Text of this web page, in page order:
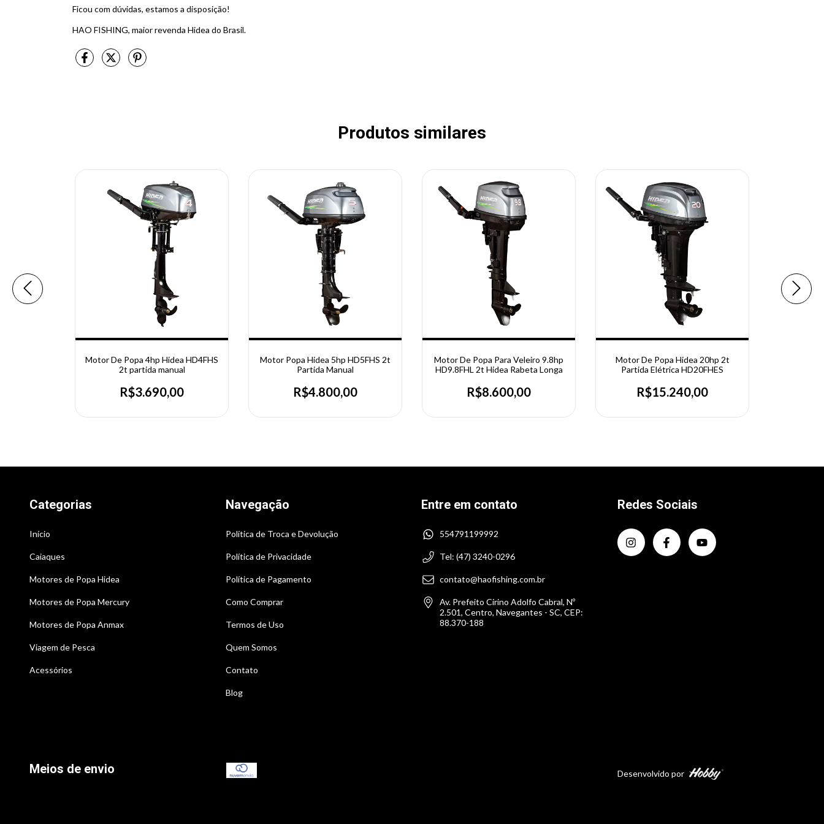
Ficou com dúvidas, estamos a disposição!
HAO FISHING, maior revenda Hidea do Brasil.
Produtos similares
Motor De Popa 4hp Hidea HD4FHS
2t partida manual
R$3.690,00
Motor Popa Hidea 5hp HD5FHS 2t
Partida Manual
R$4.800,00
Motor De Popa Para Veleiro 9.8hp
HD9.8FHL 2t Hidea Rabeta Longa
R$8.600,00
Motor De Popa Hidea 20hp 2t
Partida Elétrica HD20FHES
R$15.240,00
Categorias
Início
Caiaques
Motores de Popa Hidea
Motores de Popa Mercury
Motores de Popa Anmax
Viagem de Pesca
Acessórios
Navegação
Política de Troca e Devolução
Política de Privacidade
Política de Pagamento
Como Comprar
Termos de Uso
Quem Somos
Contato
Blog
Entre em contato
554791199992
Tel: (47) 3240-0296
contato@haofishing.com.br
Av. Prefeito Cirino Adolfo Cabral, Nº
2.501, Centro, Navegantes - SC, CEP:
88.370-188
Redes Sociais
Meios de envio Desenvolvido por